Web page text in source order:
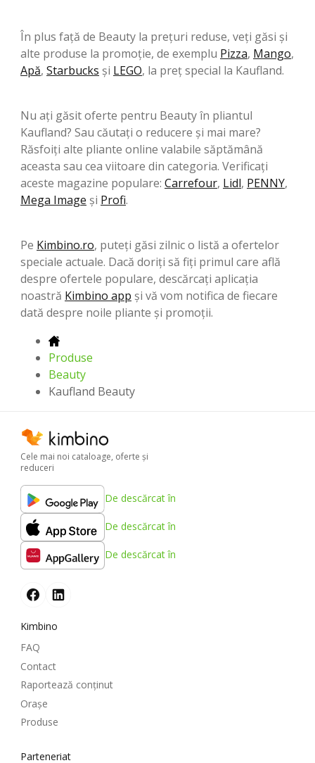
În plus față de Beauty la prețuri reduse, veți găsi și
alte produse la promoție, de exemplu Pizza, Mango,
Apă, Starbucks şi LEGO, la preț special la Kaufland.
Nu ați găsit oferte pentru Beauty în pliantul
Kaufland? Sau căutați o reducere și mai mare?
Răsfoiți alte pliante online valabile săptămână
aceasta sau cea viitoare din categoria. Verificați
aceste magazine populare: Carrefour, Lidl, PENNY,
Mega Image şi Profi.
Pe Kimbino.ro, puteți găsi zilnic o listă a ofertelor
speciale actuale. Dacă doriți să fiți primul care află
despre ofertele populare, descărcați aplicația
noastră Kimbino app și vă vom notifica de fiecare
dată despre noile pliante și promoții.
Produse
Beauty
Kaufland Beauty
Cele mai noi cataloage, oferte şi
reduceri
De descărcat în
De descărcat în
De descărcat în
Kimbino
FAQ
Contact
Raportează conținut
Oraşe
Produse
Parteneriat